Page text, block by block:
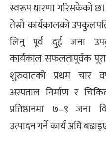
स्वरूप धारणा गरिसकेको
तेस्रो कार्यकालको
लिनु पूर्व दुई जना
कार्यकाल सफलतापूर्वक
शुरुवातको प्रथम चार
अस्पताल निर्माण र
प्रतिष्ठानमा ७–९ जना
उत्पादन गर्ने कार्य अघि